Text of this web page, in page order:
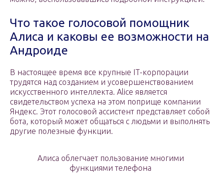
Что такое голосовой помощник
Алиса и каковы ее возможности на
Андроиде
В настоящее время все крупные IT-корпорации
трудятся над созданием и усовершенствованием
искусственного интеллекта. Alice является
свидетельством успеха на этом поприще компании
Яндекс. Этот голосовой ассистент представляет собой
бота, который может общаться с людьми и выполнять
другие полезные функции.
Алиса облегчает пользование многими
функциями телефона